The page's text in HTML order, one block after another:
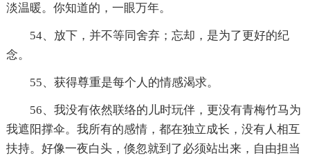
淡温暖。你知道的，一眼万年。
54、放下，并不等同舍弃；忘却，是为了更好的纪
念。
55、获得尊重是每个人的情感渴求。
56、我没有依然联络的儿时玩伴，更没有青梅竹马为
我遮阳撑伞。我所有的感情，都在独立成长，没有人相互
扶持。好像一夜白头，倏忽就到了必须站出来，自由担当